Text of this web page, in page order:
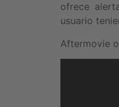
ofrece
usuario
Aftermovie